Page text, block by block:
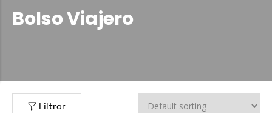
Bolso Viajero
Filtrar